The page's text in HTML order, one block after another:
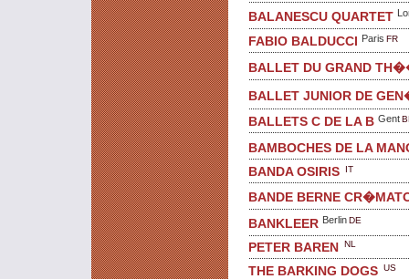
BALANESCU QUARTET
FABIO BALDUCCI Paris FR
BALLET DU GRAND
BALLET JUNIOR DE
BALLETS C DE LA B Gent
BAMBOCHES DE LA
BANDA OSIRIS
IT
BANDE BERNE
BANKLEER BerlinDE
PETER BAREN NL
THE BARKING DOGS US